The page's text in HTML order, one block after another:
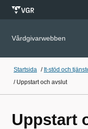
Vårdgivarwebben
Startsida / It-stöd och
/ Uppstart och avslut
Uppstart